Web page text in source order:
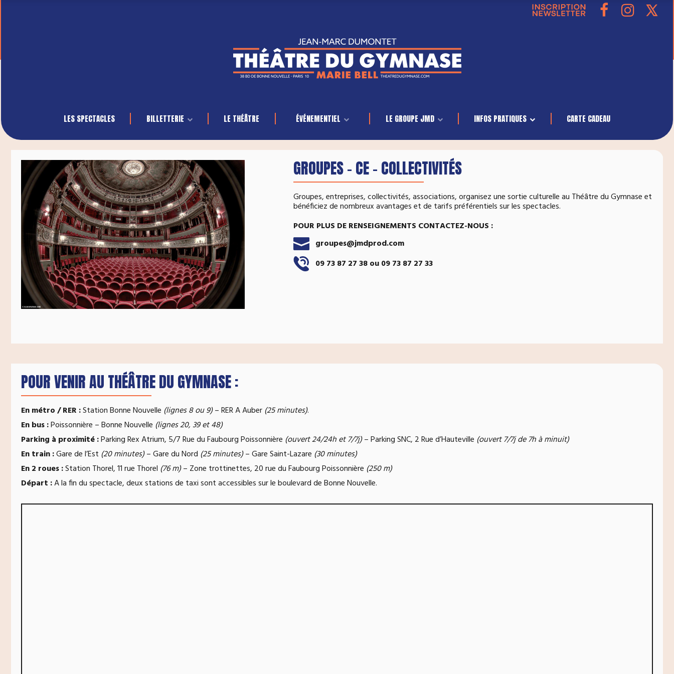
LES SPECTACLES BILLETTERIE LE THÉÂTRE ÉVÉNEMENTIEL LE GROUPE JMD INFOS PRATIQUES CARTE CADEAU
GROUPES – CE – COLLECTIVITÉS
Groupes, entreprises, collectivités, associations, organisez une sortie culturelle au Théâtre du Gymnase et
bénéficiez de nombreux avantages et de tarifs préférentiels sur les spectacles.
POUR PLUS DE RENSEIGNEMENTS CONTACTEZ-NOUS :
groupes@jmdprod.com
09 73 87 27 38 ou 09 73 87 27 33
POUR VENIR AU THÉÂTRE DU GYMNASE :
En métro / RER :Station Bonne Nouvelle (lignes 8 ou 9)– RER A Auber(25 minutes).
En bus :Poissonnière – Bonne Nouvelle (lignes 20, 39 et 48)
Parking à proximité :Parking Rex Atrium, 5/7 Rue du Faubourg Poissonnière (ouvert 24/24h et 7/7j)– Parking SNC, 2 Rue d’Hauteville (ouvert 7/7j de 7h à minuit)
En train :Gare de l’Est (20 minutes)– Gare du Nord (25 minutes)– Gare Saint-Lazare (30 minutes)
En 2 roues :Station Thorel, 11 rue Thorel (76 m)– Zone trottinettes, 20 rue du Faubourg Poissonnière (250 m)
Départ :A la fin du spectacle, deux stations de taxi sont accessibles sur le boulevard de Bonne Nouvelle.